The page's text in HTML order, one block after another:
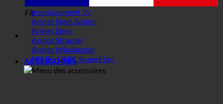
FRgrossissement 7x
Armes Steel Action
Armes Steyr
Armes Strasser
Armes Winchester
NEUF : UNIC SuperErgo
ACCESSOIRES